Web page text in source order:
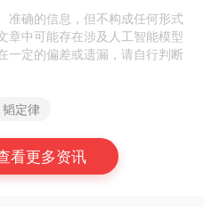
准确的信息，但不构成任何形式
章中可能存在涉及人工智能模型
一定的偏差或遗漏，请自行判断
韬定律
看更多资讯